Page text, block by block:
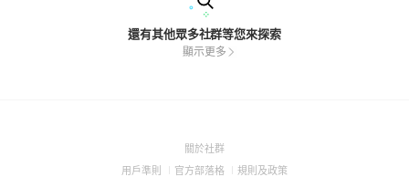
還有其他眾多社群等您來探索
顯示更多
關於社群(Open
用戶準則 (Open
官方部落格 (Open
規則及政策(Open